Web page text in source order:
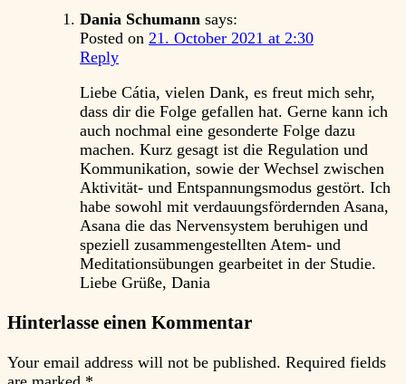
Dania Schumann says:
Posted on 21. October 2021 at 2:30
Reply
Liebe Cátia, vielen Dank, es freut mich sehr,
dass dir die Folge gefallen hat. Gerne kann ich
auch nochmal eine gesonderte Folge dazu
machen. Kurz gesagt ist die Regulation und
Kommunikation, sowie der Wechsel zwischen
Aktivität- und Entspannungsmodus gestört. Ich
habe sowohl mit verdauungsfördernden Asana,
Asana die das Nervensystem beruhigen und
speziell zusammengestellten Atem- und
Meditationsübungen gearbeitet in der Studie.
Liebe Grüße, Dania
Hinterlasse einen Kommentar
Your email address will not be published. Required fields